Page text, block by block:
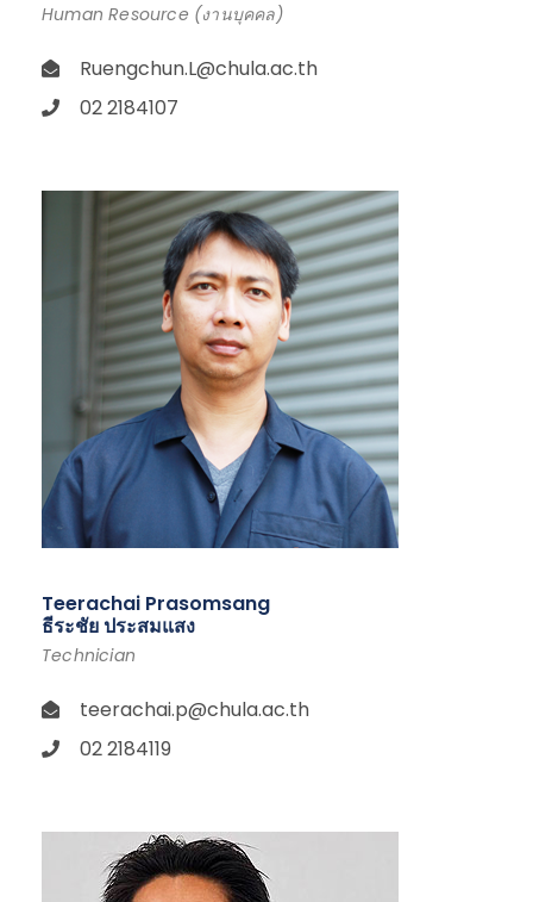
Human Resource (งานบุคคล)
Ruengchun.L@chula.ac.th
02 2184107
Teerachai Prasomsang
ธีระชัย ประสมแสง
Technician
teerachai.p@chula.ac.th
02 2184119